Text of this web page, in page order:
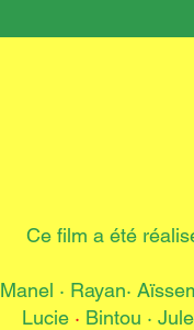
Ce film a été
Manel · Rayan·
Lucie · Bintou ·